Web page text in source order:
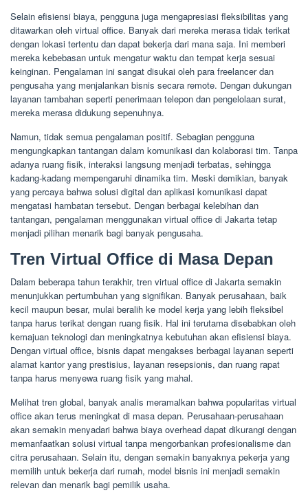
Selain efisiensi biaya, pengguna juga mengapresiasi fleksibilitas yang
ditawarkan oleh virtual office. Banyak dari mereka merasa tidak terikat
dengan lokasi tertentu dan dapat bekerja dari mana saja. Ini memberi
mereka kebebasan untuk mengatur waktu dan tempat kerja sesuai
keinginan. Pengalaman ini sangat disukai oleh para freelancer dan
pengusaha yang menjalankan bisnis secara remote. Dengan dukungan
layanan tambahan seperti penerimaan telepon dan pengelolaan surat,
mereka merasa didukung sepenuhnya.
Namun, tidak semua pengalaman positif. Sebagian pengguna
mengungkapkan tantangan dalam komunikasi dan kolaborasi tim. Tanpa
adanya ruang fisik, interaksi langsung menjadi terbatas, sehingga
kadang-kadang mempengaruhi dinamika tim. Meski demikian, banyak
yang percaya bahwa solusi digital dan aplikasi komunikasi dapat
mengatasi hambatan tersebut. Dengan berbagai kelebihan dan
tantangan, pengalaman menggunakan virtual office di Jakarta tetap
menjadi pilihan menarik bagi banyak pengusaha.
Tren Virtual Office di Masa Depan
Dalam beberapa tahun terakhir, tren virtual office di Jakarta semakin
menunjukkan pertumbuhan yang signifikan. Banyak perusahaan, baik
kecil maupun besar, mulai beralih ke model kerja yang lebih fleksibel
tanpa harus terikat dengan ruang fisik. Hal ini terutama disebabkan oleh
kemajuan teknologi dan meningkatnya kebutuhan akan efisiensi biaya.
Dengan virtual office, bisnis dapat mengakses berbagai layanan seperti
alamat kantor yang prestisius, layanan resepsionis, dan ruang rapat
tanpa harus menyewa ruang fisik yang mahal.
Melihat tren global, banyak analis meramalkan bahwa popularitas virtual
office akan terus meningkat di masa depan. Perusahaan-perusahaan
akan semakin menyadari bahwa biaya overhead dapat dikurangi dengan
memanfaatkan solusi virtual tanpa mengorbankan profesionalisme dan
citra perusahaan. Selain itu, dengan semakin banyaknya pekerja yang
memilih untuk bekerja dari rumah, model bisnis ini menjadi semakin
relevan dan menarik bagi pemilik usaha.